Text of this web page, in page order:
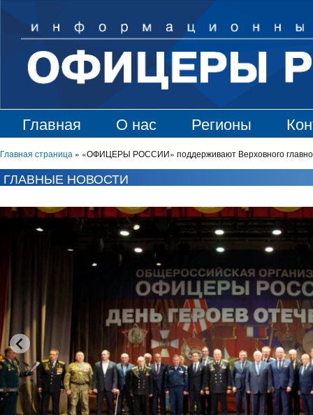
Главная О нас Регионы
Главная страница » «ОФИЦЕРЫ РОССИИ» поддерживают Верховного
ГЛАВНЫЕ НОВОСТИ